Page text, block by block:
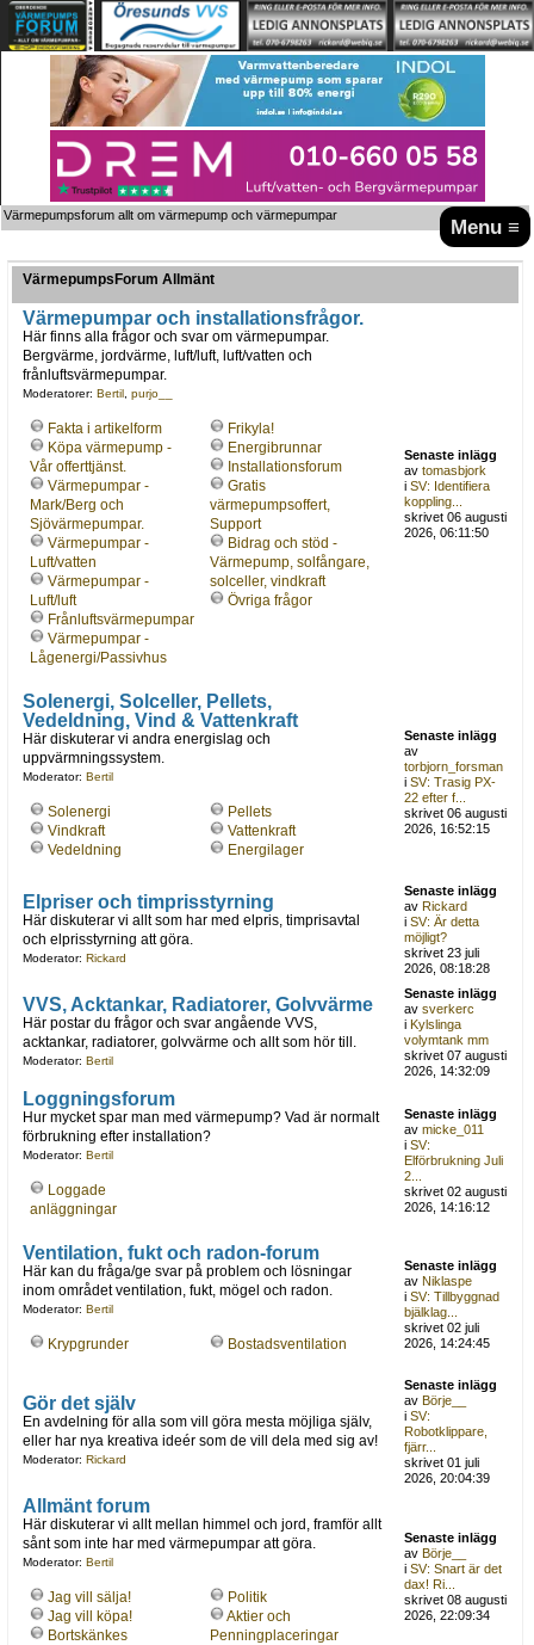
Menu ≡
Värmepumpsforum allt om värmepump och värmepumpar
VärmepumpsForum Allmänt
Värmepumpar och installationsfrågor.
Här finns alla frågor och svar om värmepumpar.
Bergvärme, jordvärme, luft/luft, luft/vatten och
frånluftsvärmepumpar.
Moderatorer: Bertil, purjo__
Fakta i artikelform
Köpa värmepump -
Vår offerttjänst.
Värmepumpar -
Mark/Berg och
Sjövärmepumpar.
Värmepumpar -
Luft/vatten
Värmepumpar -
Luft/luft
Frånluftsvärmepumpar
Värmepumpar -
Lågenergi/Passivhus
Frikyla!
Energibrunnar
Installationsforum
Gratis
värmepumpsoffert,
Support
Bidrag och stöd -
Värmepump, solfångare,
solceller, vindkraft
Övriga frågor
Senaste inlägg
avtomasbjork
iSV: Identifiera
koppling...
skrivet 06 augusti
2026, 06:11:50
Solenergi, Solceller, Pellets,
Vedeldning, Vind & Vattenkraft
Här diskuterar vi andra energislag och
uppvärmningssystem.
Moderator: Bertil
Solenergi
Vindkraft
Vedeldning
Pellets
Vattenkraft
Energilager
Senaste inlägg
av
torbjorn_forsman
iSV: Trasig PX-
22 efter f...
skrivet 06 augusti
2026, 16:52:15
Elpriser och timprisstyrning
Här diskuterar vi allt som har med elpris, timprisavtal
och elprisstyrning att göra.
Moderator: Rickard
Senaste inlägg
avRickard
iSV: Är detta
möjligt?
skrivet 23 juli
2026, 08:18:28
VVS, Acktankar, Radiatorer, Golvvärme
Här postar du frågor och svar angående VVS,
acktankar, radiatorer, golvvärme och allt som hör till.
Moderator: Bertil
Senaste inlägg
avsverkerc
iKylslinga
volymtank mm
skrivet 07 augusti
2026, 14:32:09
Loggningsforum
Hur mycket spar man med värmepump? Vad är normalt
förbrukning efter installation?
Moderator: Bertil
Loggade
anläggningar
Senaste inlägg
avmicke_011
iSV:
Elförbrukning Juli
2...
skrivet 02 augusti
2026, 14:16:12
Ventilation, fukt och radon-forum
Här kan du fråga/ge svar på problem och lösningar
inom området ventilation, fukt, mögel och radon.
Moderator: Bertil
Krypgrunder Bostadsventilation
Senaste inlägg
avNiklaspe
iSV: Tillbyggnad
bjälklag...
skrivet 02 juli
2026, 14:24:45
Gör det själv
En avdelning för alla som vill göra mesta möjliga själv,
eller har nya kreativa ideér som de vill dela med sig av!
Moderator: Rickard
Senaste inlägg
avBörje__
iSV:
Robotklippare,
fjärr...
skrivet 01 juli
2026, 20:04:39
Allmänt forum
Här diskuterar vi allt mellan himmel och jord, framför allt
sånt som inte har med värmepumpar att göra.
Moderator: Bertil
Jag vill sälja!
Jag vill köpa!
Bortskänkes
Politik
Aktier och
Penningplaceringar
Senaste inlägg
avBörje__
iSV: Snart är det
dax! Ri...
skrivet 08 augusti
2026, 22:09:34